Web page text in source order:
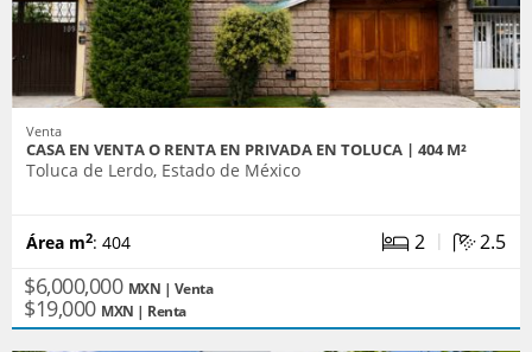
Venta
CASA EN VENTA O RENTA EN PRIVADA EN TOLUCA | 404 M²
Toluca de Lerdo, Estado de México
Área m2: 404 2 | 2.5
$6,000,000 MXN | Venta
$19,000 MXN | Renta